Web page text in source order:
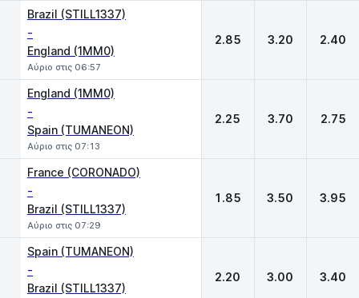
Brazil (STILL1337)
-
England (1MM0)
Αύριο στις 06:57
2.85 3.20 2.40
England (1MM0)
-
Spain (TUMANEON)
Αύριο στις 07:13
2.25 3.70 2.75
France (CORONADO)
-
Brazil (STILL1337)
Αύριο στις 07:29
1.85 3.50 3.95
Spain (TUMANEON)
-
Brazil (STILL1337)
2.20 3.00 3.40